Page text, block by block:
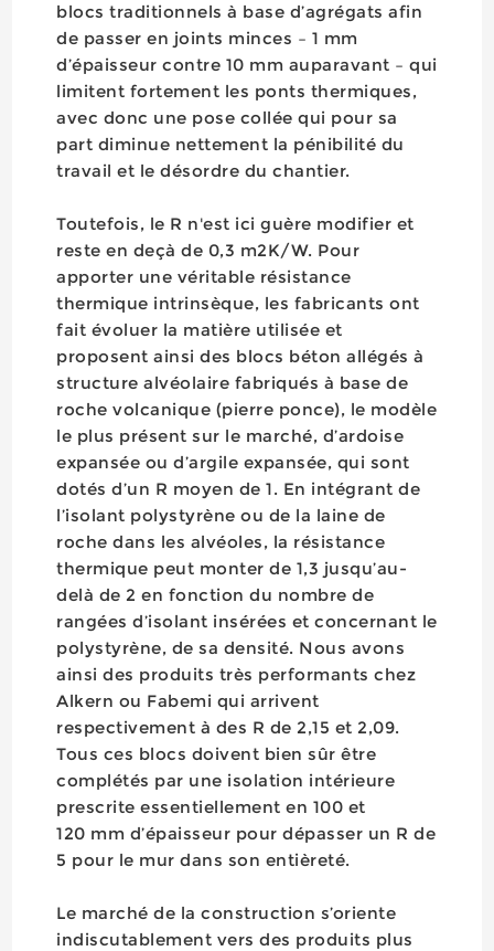
blocs traditionnels à base d’agrégats afin
de passer en joints minces – 1 mm
d’épaisseur contre 10 mm auparavant – qui
limitent fortement les ponts thermiques,
avec donc une pose collée qui pour sa
part diminue nettement la pénibilité du
travail et le désordre du chantier.
Toutefois, le R n'est ici guère modifier et
reste en deçà de 0,3 m2K/W. Pour
apporter une véritable résistance
thermique intrinsèque, les fabricants ont
fait évoluer la matière utilisée et
proposent ainsi des blocs béton allégés à
structure alvéolaire fabriqués à base de
roche volcanique (pierre ponce), le modèle
le plus présent sur le marché, d’ardoise
expansée ou d’argile expansée, qui sont
dotés d’un R moyen de 1. En intégrant de
l’isolant polystyrène ou de la laine de
roche dans les alvéoles, la résistance
thermique peut monter de 1,3 jusqu’au-
delà de 2 en fonction du nombre de
rangées d’isolant insérées et concernant le
polystyrène, de sa densité. Nous avons
ainsi des produits très performants chez
Alkern ou Fabemi qui arrivent
respectivement à des R de 2,15 et 2,09.
Tous ces blocs doivent bien sûr être
complétés par une isolation intérieure
prescrite essentiellement en 100 et
120 mm d’épaisseur pour dépasser un R de
5 pour le mur dans son entièreté.
Le marché de la construction s’oriente
indiscutablement vers des produits plus